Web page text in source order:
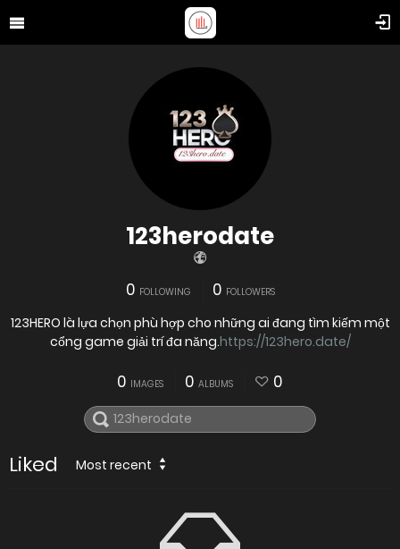
123herodate
0 FOLLOWING 0 FOLLOWERS
123HERO là lựa chọn phù hợp cho những ai đang tìm kiếm một
cổng game giải trí đa năng.https://123hero.date/
0 IMAGES 0 ALBUMS 0
Liked Most recent